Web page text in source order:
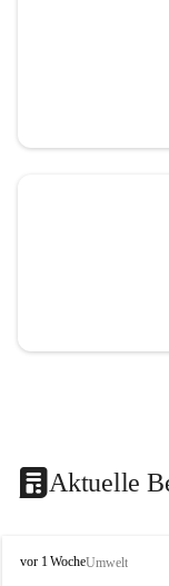
Aktuelle
V
vor 1 WocheUmwelt